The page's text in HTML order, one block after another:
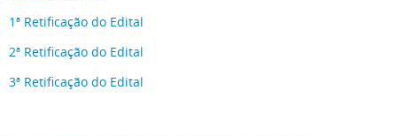
1ª Retificação do Edital
2ª Retificação do Edital
3ª Retificação do Edital